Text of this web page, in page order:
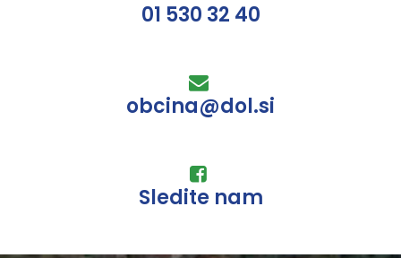
01 530 32 40
obcina@dol.si
Sledite nam